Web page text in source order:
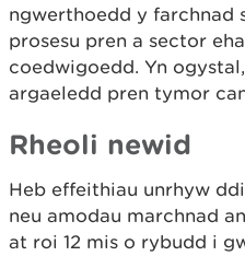
ngwerthoedd y farchnad
prosesu pren a sector
coedwigoedd. Yn
argaeledd pren tymor
Rheoli newid
Heb effeithiau unrhyw
neu amodau marchnad
at roi 12 mis o rybudd i